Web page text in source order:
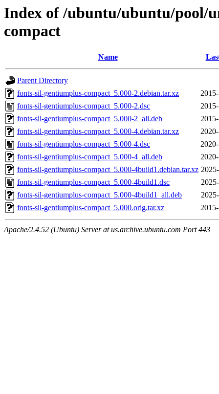
Index of /ubuntu/ubuntu/pool/
compact
Name
Parent Directory
fonts-sil-gentiumplus-compact_5.000-2.debian.tar.xz
fonts-sil-gentiumplus-compact_5.000-2.dsc
fonts-sil-gentiumplus-compact_5.000-2_all.deb
fonts-sil-gentiumplus-compact_5.000-4.debian.tar.xz
fonts-sil-gentiumplus-compact_5.000-4.dsc
fonts-sil-gentiumplus-compact_5.000-4_all.deb
fonts-sil-gentiumplus-compact_5.000-4build1.debian.tar.xz
fonts-sil-gentiumplus-compact_5.000-4build1.dsc
fonts-sil-gentiumplus-compact_5.000-4build1_all.deb
fonts-sil-gentiumplus-compact_5.000.orig.tar.xz
Apache/2.4.52 (Ubuntu) Server at us.archive.ubuntu.com Port 443